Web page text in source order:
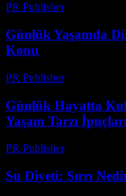
PR Publisher-
Günlük Yaşamda
Konu
PR Publisher-
Günlük Hayatta
Yaşam Tarzı İpuçları
PR Publisher-
Su Diyeti: Sırrı